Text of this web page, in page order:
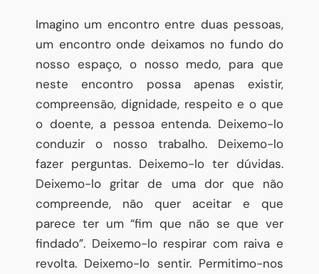
Imagino um encontro entre duas pessoas,
um encontro onde deixamos no fundo do
nosso espaço, o nosso medo, para que
neste encontro possa apenas existir,
compreensão, dignidade, respeito e o que
o doente, a pessoa entenda. Deixemo-lo
conduzir o nosso trabalho. Deixemo-lo
fazer perguntas. Deixemo-lo ter dúvidas.
Deixemo-lo gritar de uma dor que não
compreende, não quer aceitar e que
parece ter um “fim que não se que ver
findado”. Deixemo-lo respirar com raiva e
revolta. Deixemo-lo sentir. Permitimo-nos